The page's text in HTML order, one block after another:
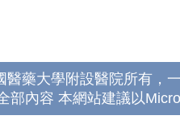
藥大學附設醫院所有，
部內容 本網站建議以